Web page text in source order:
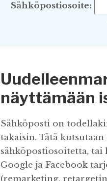
Sähköpostiosoite:
näyttämään
Sähköposti on
takaisin. Tätä
sähköpostiosoitetta, tai
Google ja Facebook
(remarketing,